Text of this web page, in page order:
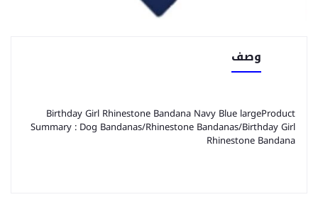
وصف
Birthday Girl Rhinestone Bandana Navy Blue largeProduct
Summary : Dog Bandanas/Rhinestone Bandanas/Birthday Girl
Rhinestone Bandana